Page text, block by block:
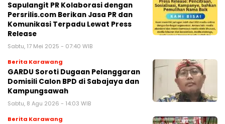
Sapulangit PR Kolaborasi dengan
Persrilis.com Berikan Jasa PR dan
Komunikasi Terpadu Lewat Press
Release
Sabtu, 17 Mei 2025 - 07:40 WIB
Berita Karawang
GARDU Soroti Dugaan Pelanggaran
Domisili Calon BPD di Sabajaya dan
Kampungsawah
Sabtu, 8 Agu 2026 - 14:03 WIB
Berita Karawang